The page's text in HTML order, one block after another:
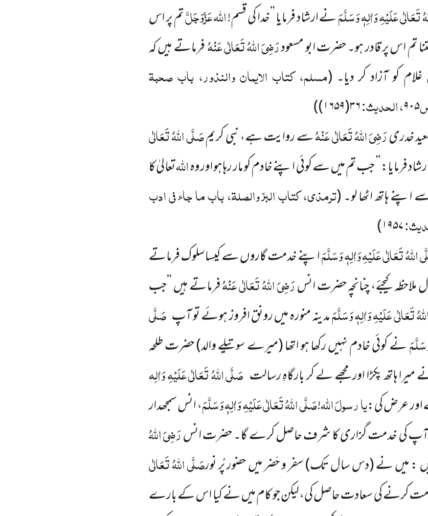
تَعَالٰی عَلَیْہِ وَاٰلِہٖ وَسَلَّمَنے ارشاد فرمایا ’’خدا کی قسم!اللہعَزَّوَجَلَّتم پر اس
تم اس پر قادر ہو۔ حضرت ابو مسعودرَضِیَ اللہُ تَعَالٰی عَنْہُفرماتے ہیں کہ
کو آزاد کر دیا۔ (مسلم، کتاب الایمان والنذور، باب صحبۃ
۹۰۵، الحدیث:۳۶(۱۶۵۹))
خدریرَضِیَ اللہُ تَعَالٰی عَنْہُسے روایت ہے، نبی کریمصَلَّی اللہُ تَعَالٰی
فرمایا: ’’ جب تم میں سے کوئی اپنے خادم کو مار رہا ہو اور وہاللہتعالیٰ کا
ہاتھ اٹھا لو۔(ترمذی، کتاب البرّ والصلۃ، باب ما جاء فی ادب
۱۹۵۷)
اللہُ تَعَالٰی عَلَیْہِ وَاٰلِہٖ وَسَلَّمَاپنے خدمت گاروں سے کیساسلوک فرماتے
کیجئے، چنانچہ حضرت انسرَضِیَ اللہُ تَعَالٰی عَنْہُفرماتے ہیں ’’جب
تَعَالٰی عَلَیْہِ وَاٰلِہٖ وَسَلَّمَمدینہ منورہ میں رونق افروز ہوئے تو آپ صَلَّی
نے کوئی خادم نہیں رکھا ہو اتھا (میرے سوتیلے والد) حضرت طلحہ
میرا ہاتھ پکڑا اور مجھے لے کر بارگاہِ رسالت صَلَّی اللہُ تَعَالٰی عَلَیْہِ وَاٰلِہ
اور عرض کی:یارسولَاللہ!صَلَّی اللہُ تَعَالٰی عَلَیْہِ وَاٰلِہٖ وَسَلَّمَ، انس سمجھدار
آپ کی خدمت گزاری کا شرف حاصل کرے گا۔ حضرت انسرَضِیَ اللہُ
: میں نے (دس سال تک) سفر و حَضر میں حضور پُر نورصَلَّی اللہُ تَعَالٰی
کرنے کی سعادت حاصل کی، لیکن جو کام میں نے کیا اس کے بارے